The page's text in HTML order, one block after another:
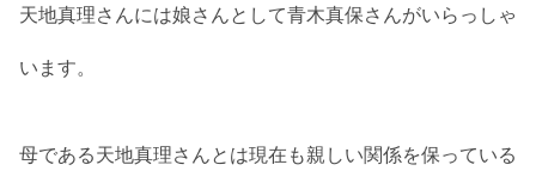
天地真理さんには娘さんとして青木真保さんがいらっしゃ
います。
母である天地真理さんとは現在も親しい関係を保っている